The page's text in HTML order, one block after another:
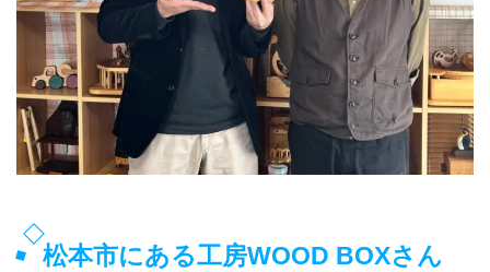
松本市にある工房WOOD BOXさん